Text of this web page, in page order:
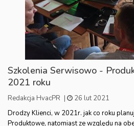
Szkolenia Serwisowo -
2021 roku
Redakcja HvacPR |
26 lut 2021
Drodzy Klienci, w 2021r. jak co roku
Produktowe, natomiast ze względu na